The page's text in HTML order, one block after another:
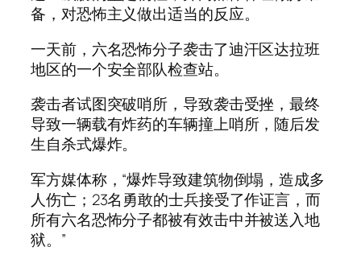
备，对恐怖主义做出适当的反应。
一天前，六名恐怖分子袭击了迪汗区达拉班
地区的一个安全部队检查站。
袭击者试图突破哨所，导致袭击受挫，最终
导致一辆载有炸药的车辆撞上哨所，随后发
生自杀式爆炸。
军方媒体称，“爆炸导致建筑物倒塌，造成多
人伤亡；23名勇敢的士兵接受了作证言，而
所有六名恐怖分子都被有效击中并被送入地
狱。”